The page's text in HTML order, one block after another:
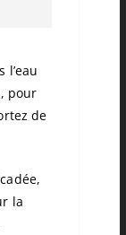
l’eau
pour
de
la